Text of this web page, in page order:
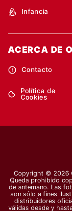
Infancia
ACERCA DE
Contacto
Política de
Cookies
Copyright © 2026
Queda prohibido
de antemano. Las
son sólo a fines
distribuidores
válidas desde y